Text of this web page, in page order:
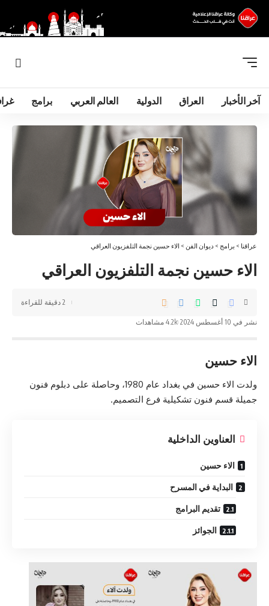
آخر الأخبار العراق الدولية العالم العربي برامج
عراقنا > برامج > ديوان الفن > الاء حسين نجمة التلفزيون العراقي
الاء حسين نجمة التلفزيون العراقي
نشر في 10 أغسطس 2024 4.2k مشاهدات
2 دقيقة للقراءة
الاء حسين
ولدت الاء حسين في بغداد عام 1980، وحاصلة على دبلوم فنون
جميلة قسم فنون تشكيلية فرع التصميم.
العناوين الداخلية
الاء حسين
البداية في المسرح
تقديم البرامج
الجوائز